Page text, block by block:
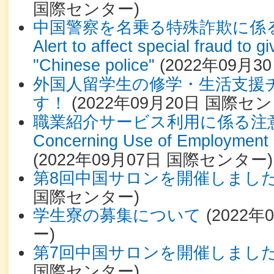
国際センター)
中国警察を名乗る特殊詐欺に
Alert to affect special fraud to
"Chinese police" (2022年09月
外国人留学生の修学・生活支援
す！
(2022年09月20日 国際セ
職業紹介サービス利用に係る
Concerning Use of
(2022年09月07日 国際センター)
第8回中国サロンを開催しまし
国際センター)
学生寮の募集について (2022年
ー)
第7回中国サロンを開催しまし